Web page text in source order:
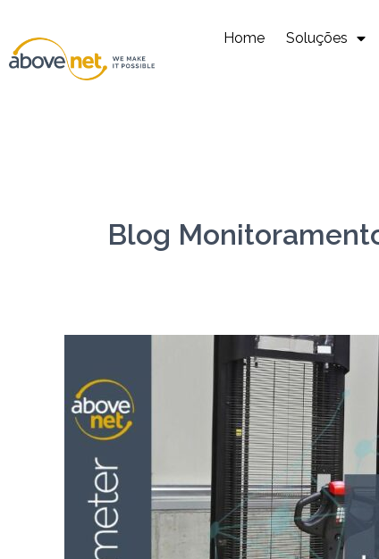
Home Soluções
Blog
Inteligente
em
Tempo
Máquinas
Leves